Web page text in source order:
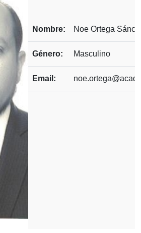
Nombre: Noe Ortega
Género: Masculino
Email: